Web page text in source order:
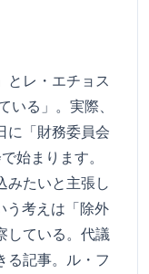
とレ・エチョス
る」。実際、
に「財務委員会
始まります。
みたいと主張し
う考えは「除外
している。代議
る記事。ル・フ